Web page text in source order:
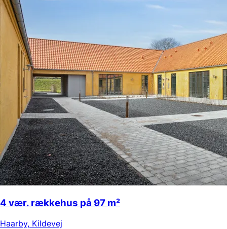
4 vær. rækkehus på 97 m²
Haarby, Kildevej